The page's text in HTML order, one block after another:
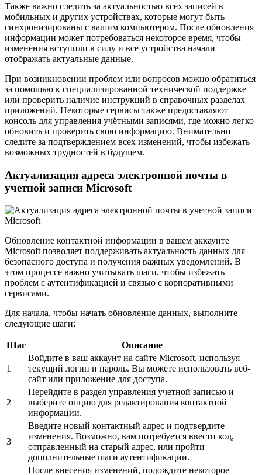
Также важно следить за актуальностью всех записей в
мобильных и других устройствах, которые могут быть
синхронизированы с вашим компьютером. После обновления
информации может потребоваться некоторое время, чтобы
изменения вступили в силу и все устройства начали
отображать актуальные данные.
При возникновении проблем или вопросов можно обратиться
за помощью к специализированной технической поддержке
или проверить наличие инструкций в справочных разделах
приложений. Некоторые сервисы также предоставляют
консоль для управления учётными записями, где можно легко
обновить и проверить свою информацию. Внимательно
следите за подтверждением всех изменений, чтобы избежать
возможных трудностей в будущем.
Актуализация адреса электронной почты в
учетной записи Microsoft
Обновление контактной информации в вашем аккаунте
Microsoft позволяет поддерживать актуальность данных для
безопасного доступа и получения важных уведомлений. В
этом процессе важно учитывать шаги, чтобы избежать
проблем с аутентификацией и связью с корпоративными
сервисами.
Для начала, чтобы начать обновление данных, выполните
следующие шаги:
Шаг Описание
1
Войдите в ваш аккаунт на сайте Microsoft, используя
текущий логин и пароль. Вы можете использовать веб-
сайт или приложение для доступа.
2
Перейдите в раздел управления учетной записью и
выберите опцию для редактирования контактной
информации.
3
Введите новый контактный адрес и подтвердите
изменения. Возможно, вам потребуется ввести код,
отправленный на старый адрес, или пройти
дополнительные шаги аутентификации.
После внесения изменений, подождите некоторое